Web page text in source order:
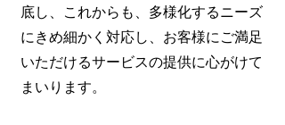
底し、これからも、多様化するニーズ
にきめ細かく対応し、お客様にご満足
いただけるサービスの提供に心がけて
まいります。